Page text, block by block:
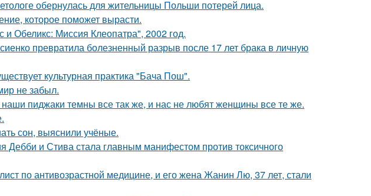
обернулась для жительницы Польши потерей лица.
которое поможет вырасти.
и Обеликс: Миссия Клеопатра", 2002 год.
превратила болезненный разрыв после 17 лет брака в личную
культурная практика "Бача Пош".
не забыл.
пиджаки темны все так же, и нас не любят женщины все те же.
сон, выяснили учёные.
Дебби и Стива стала главным манифестом против токсичного
по антивозрастной медицине, и его жена Жанин Лю, 37 лет, стали